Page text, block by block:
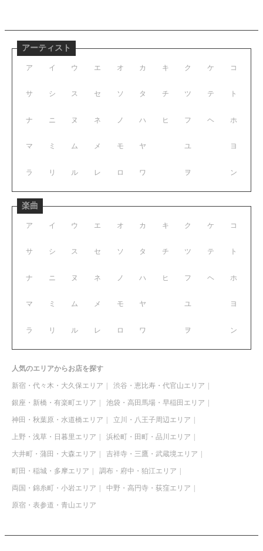
アーティスト
ア イ ウ エ オ
サ シ ス セ ソ
ナ ニ ヌ ネ ノ
マ ミ ム メ モ
ラ リ ル レ ロ
カ キ ク ケ コ
タ チ ツ テ ト
ハ ヒ フ ヘ ホ
ヤ ユ ヨ
ワ ヲ ン
楽曲
ア イ ウ エ オ
サ シ ス セ ソ
ナ ニ ヌ ネ ノ
マ ミ ム メ モ
ラ リ ル レ ロ
カ キ ク ケ コ
タ チ ツ テ ト
ハ ヒ フ ヘ ホ
ヤ ユ ヨ
ワ ヲ ン
人気のエリアからお店を探す
新宿・代々木・大久保エリア 渋谷・恵比寿・代官山エリア
銀座・新橋・有楽町エリア 池袋・高田馬場・早稲田エリア
神田・秋葉原・水道橋エリア 立川・八王子周辺エリア
上野・浅草・日暮里エリア 浜松町・田町・品川エリア
大井町・蒲田・大森エリア 吉祥寺・三鷹・武蔵境エリア
町田・稲城・多摩エリア 調布・府中・狛江エリア
両国・錦糸町・小岩エリア 中野・高円寺・荻窪エリア
原宿・表参道・青山エリア